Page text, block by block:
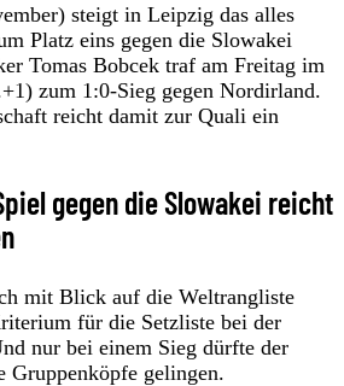
steigt in Leipzig das alles
Platz eins gegen die Slowakei
Tomas Bobcek traf am Freitag im
zum 1:0-Sieg gegen Nordirland.
reicht damit zur Quali ein
gegen die Slowakei reicht
mit Blick auf die Weltrangliste
für die Setzliste bei der
nur bei einem Sieg dürfte der
Gruppenköpfe gelingen.